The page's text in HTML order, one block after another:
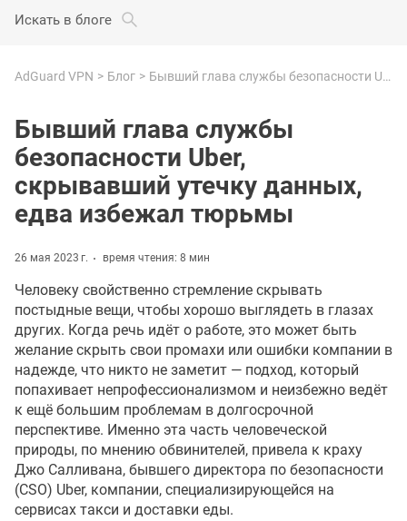
Искать в блоге
AdGuard VPN Блог Бывший глава службы безопасности Uber, скрывавший утечку данных, едва избежал тюрьмы
Бывший глава службы
безопасности Uber,
скрывавший утечку данных,
едва избежал тюрьмы
26 мая 2023 г. время чтения: 8 мин
Человеку свойственно стремление скрывать
постыдные вещи, чтобы хорошо выглядеть в глазах
других. Когда речь идёт о работе, это может быть
желание скрыть свои промахи или ошибки компании в
надежде, что никто не заметит — подход, который
попахивает непрофессионализмом и неизбежно ведёт
к ещё большим проблемам в долгосрочной
перспективе. Именно эта часть человеческой
природы, по мнению обвинителей, привела к краху
Джо Салливана, бывшего директора по безопасности
(CSO) Uber, компании, специализирующейся на
сервисах такси и доставки еды.